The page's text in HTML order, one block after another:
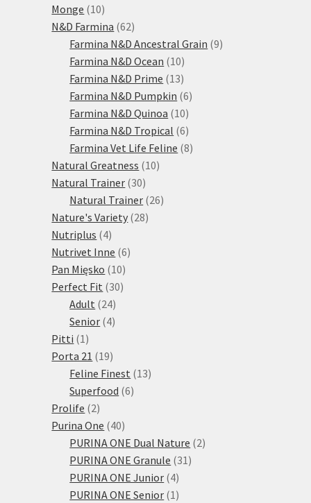
Monge 1010
produktů
N&D Farmina 6262
produktů
Farmina N&D Ancestral Grain 99
Farmina N&D Ocean 1010
produktů
Farmina N&D Prime 1313
produktů
Farmina N&D Pumpkin 66
Farmina N&D Quinoa 1010
produktů
Farmina N&D Tropical 66
produktů
Farmina Vet Life Feline 88
Natural Greatness 1010
Natural Trainer 3030
produktů
Natural Trainer 2626
Nature's Variety 2828
Nutriplus 44
produkty
Nutrivet Inne 66
Pan Mięsko 1010
produktů
Perfect Fit 3030
Adult 2424
produktů
Senior 44
Pitti 1 1
produkt
Porta 21 1919
produktů
Feline Finest 1313
Superfood 66
Prolife 22
produkty
Purina One 4040
produktů
PURINA ONE Dual Nature 22
PURINA ONE Granule 31 31
PURINA ONE Junior 44
produkty
PURINA ONE Senior 1 1